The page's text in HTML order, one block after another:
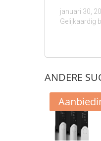
januari 30,
Gelijkaardig
ANDERE